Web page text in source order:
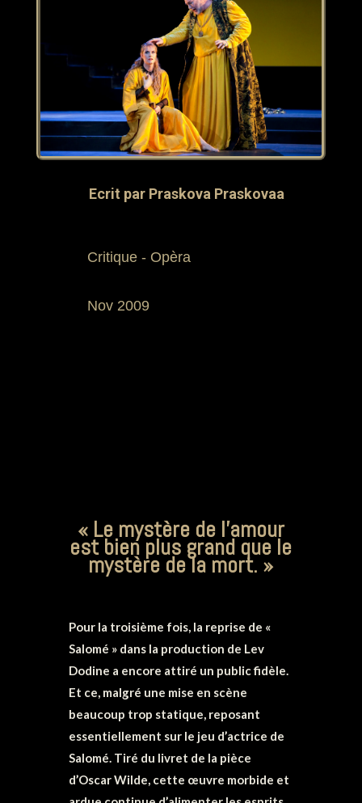
Ecrit par Praskova Praskovaa
Critique - Opèra
Nov 2009
« Le mystère de l’amour
est bien plus grand que le
mystère de la mort. »
Pour la troisième fois, la reprise de «
Salomé » dans la production de Lev
Dodine a encore attiré un public fidèle.
Et ce, malgré une mise en scène
beaucoup trop statique, reposant
essentiellement sur le jeu d’actrice de
Salomé. Tiré du livret de la pièce
d’Oscar Wilde, cette œuvre morbide et